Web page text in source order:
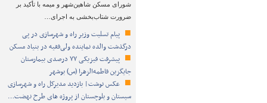
شورای مسکن شاهین‌شهر و میمه با تأکید بر
ضرورت شتاب‌بخشی به اجرای…
پیام تسلیت وزیر راه و شهرسازی در پی
درگذشت والده نماینده ولی‌فقیه در بنیاد مسکن
پیشرفت فیزیکی ۷۷ درصدی بیمارستان
جایگزین فاطمه‌الزهرا (س) بوشهر
عکس نوشت| بازدید مدیرکل راه و شهرسازی
سیستان و بلوچستان از پروژه های طرح نهضت…